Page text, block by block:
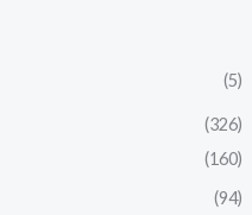
(5)
(326)
(160)
(94)